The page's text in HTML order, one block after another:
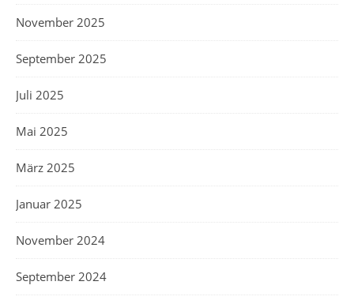
November 2025
September 2025
Juli 2025
Mai 2025
März 2025
Januar 2025
November 2024
September 2024